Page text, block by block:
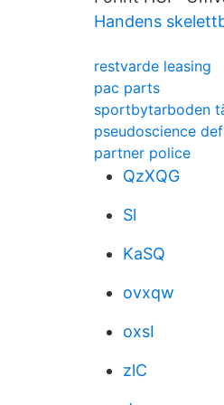
Handens
restvarde leasing
pac parts
sportbytarboden
pseudoscience def
partner police
QzXQG
Sl
KaSQ
ovxqw
oxsI
zlC